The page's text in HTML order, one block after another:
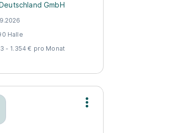
GmbH
Halle
- 1.354 € pro Monat